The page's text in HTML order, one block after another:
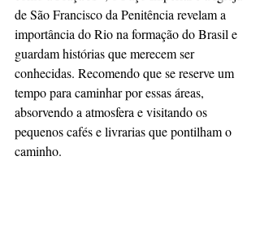
de São Francisco da Penitência revelam a
importância do Rio na formação do Brasil e
guardam histórias que merecem ser
conhecidas. Recomendo que se reserve um
tempo para caminhar por essas áreas,
absorvendo a atmosfera e visitando os
pequenos cafés e livrarias que pontilham o
caminho.